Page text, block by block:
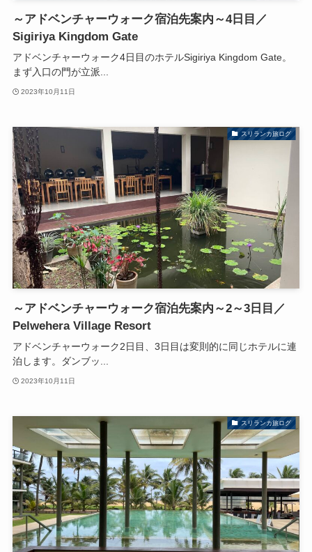
～アドベンチャーウォーク宿泊先案内～4日目／
Sigiriya Kingdom Gate
アドベンチャーウォーク4日目のホテルSigiriya Kingdom Gate。
まず入口の門が立派...
2023年10月11日
スリランカ旅ログ
～アドベンチャーウォーク宿泊先案内～2～3日目／
Pelwehera Village Resort
アドベンチャーウォーク2日目、3日目は変則的に同じホテルに連
泊します。ダンブッ...
2023年10月11日
スリランカ旅ログ